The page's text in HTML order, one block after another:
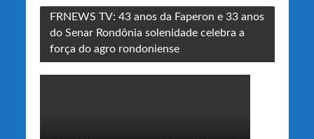
FRNEWS TV: 43 anos da Faperon e 33 anos
do Senar Rondônia solenidade celebra a
força do agro rondoniense